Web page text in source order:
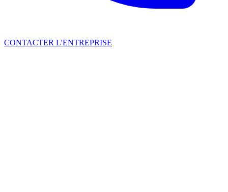
CONTACTER L'ENTREPRISE